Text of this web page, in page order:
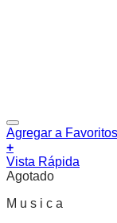
Agregar a Favoritos
+
Vista Rápida
Agotado
M u s i c a